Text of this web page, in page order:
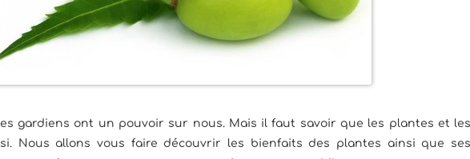
gardiens ont un pouvoir sur nous. Mais il faut savoir que les plantes et les
Nous allons vous faire découvrir les bienfaits des plantes ainsi que ses